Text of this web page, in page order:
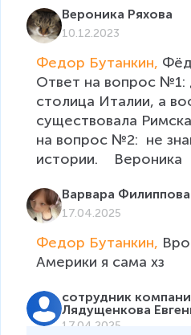
Вероника Ряхова
10.12.2023
Федор Бутанкин,
Ответ на вопрос №1:
столица Италии, а
существовала
на вопрос №2:  не
истории.    Вероника
Варвара Филиппова
17.04.2025
Федор Бутанкин,
Америки я сама хз
сотрудник
Лядущенкова
17.04.2025